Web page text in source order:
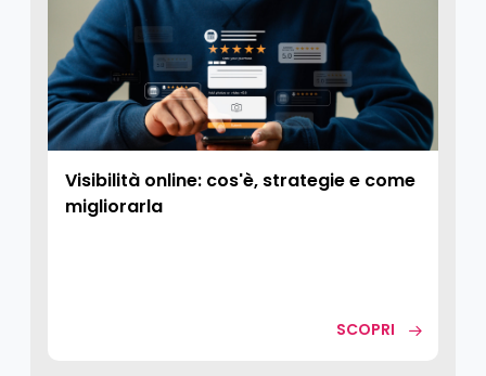
Visibilità online: cos'è, strategie e come
migliorarla
SCOPRI